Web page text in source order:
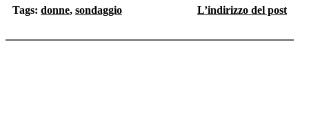
Tags: donne, sondaggio
L’indirizzo del post